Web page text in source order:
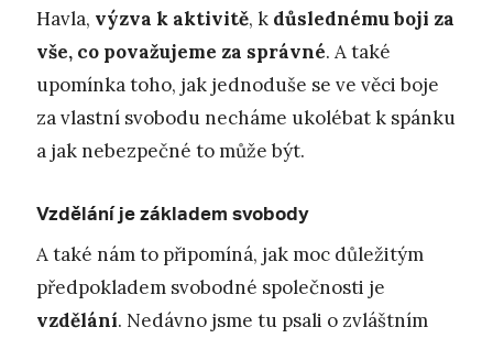
Havla, výzva k aktivitě, k důslednému boji za
vše, co považujeme za správné. A také
upomínka toho, jak jednoduše se ve věci boje
za vlastní svobodu necháme ukolébat k spánku
a jak nebezpečné to může být.
Vzdělání je základem svobody
A také nám to připomíná, jak moc důležitým
předpokladem svobodné společnosti je
vzdělání. Nedávno jsme tu psali o zvláštním